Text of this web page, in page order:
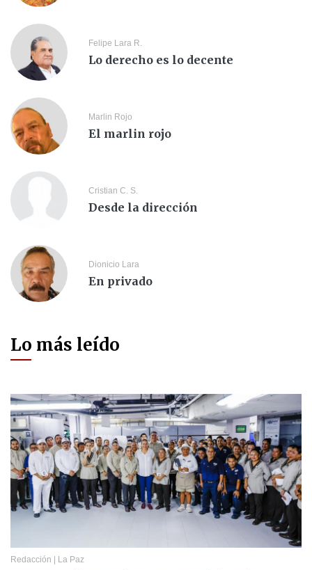
Felipe Lara R.
Lo derecho es lo decente
Marlin Rojo
El marlin rojo
Cristian C. S.
Desde la dirección
Dionicio Lara
En privado
Lo más leído
Redacción La Paz